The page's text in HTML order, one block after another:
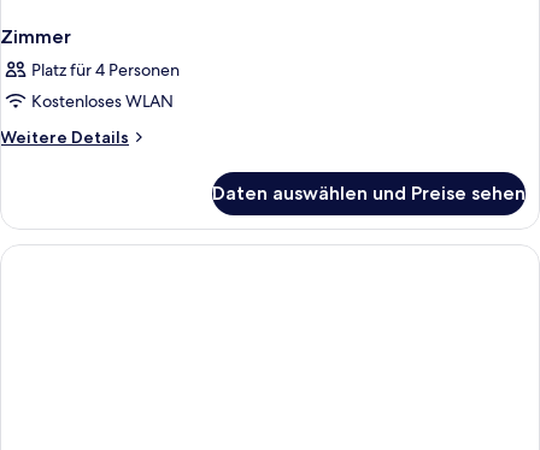
Zimmer
Platz für 4 Personen
Kostenloses WLAN
Weitere Details
Weitere
Daten auswählen und Preise sehen